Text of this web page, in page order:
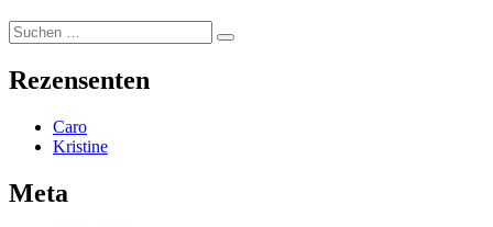
Suchen
nach:
Suchen
Rezensenten
Caro
Kristine
Meta